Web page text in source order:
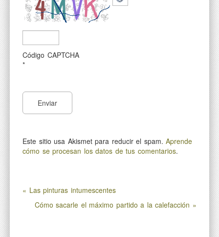
Código CAPTCHA
*
Este sitio usa Akismet para reducir el spam.Aprende
cómo se procesan los datos de tus comentarios.
« Las pinturas intumescentes
Cómo sacarle el máximo partido a la calefacción »